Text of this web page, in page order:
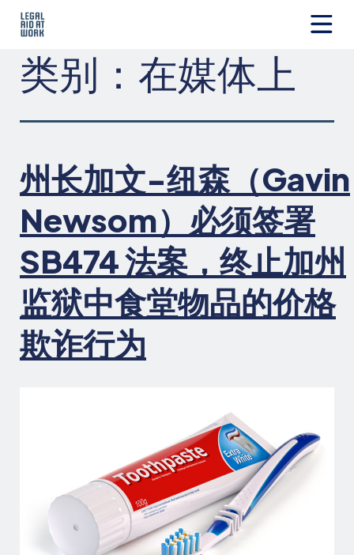
Aid
at
Work
类别： 在媒体上
州长加文-纽森（Gavin
Newsom）必须签署
SB474 法案，终止加州
监狱中食堂物品的价格
欺诈行为